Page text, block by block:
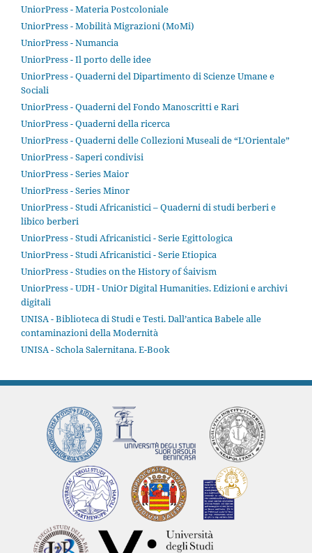
UniorPress - Materia Postcoloniale
UniorPress - Mobilità Migrazioni (MoMi)
UniorPress - Numancia
UniorPress - Il porto delle idee
UniorPress - Quaderni del Dipartimento di Scienze Umane e
Sociali
UniorPress - Quaderni del Fondo Manoscritti e Rari
UniorPress - Quaderni della ricerca
UniorPress - Quaderni delle Collezioni Museali de “L’Orientale”
UniorPress - Saperi condivisi
UniorPress - Series Maior
UniorPress - Series Minor
UniorPress - Studi Africanistici – Quaderni di studi berberi e
libico berberi
UniorPress - Studi Africanistici - Serie Egittologica
UniorPress - Studi Africanistici - Serie Etiopica
UniorPress - Studies on the History of Śaivism
UniorPress - UDH - UniOr Digital Humanities. Edizioni e archivi
digitali
UNISA - Biblioteca di Studi e Testi. Dall’antica Babele alle
contaminazioni della Modernità
UNISA - Schola Salernitana. E-Book